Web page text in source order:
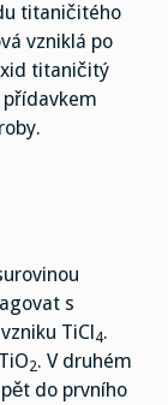
titaničitého
vzniklá po
titaničitý
s
TiCl4.
2. V druhém
do prvního